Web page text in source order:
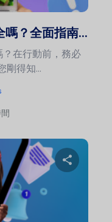
？全面指南...
在行動前，務必
剛得知...